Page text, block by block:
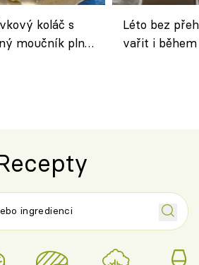
koláč s
moučník plný
Léto bez
vařit i